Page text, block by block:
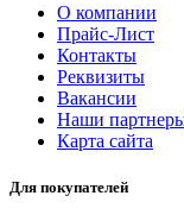
О компании
Прайс-Лист
Контакты
Реквизиты
Вакансии
Наши
Карта сайта
Для покупателей